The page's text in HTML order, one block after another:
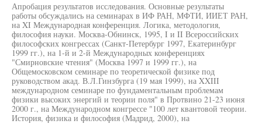
Апробация результатов исследования. Основные результаты
работы обсуждались на семинарах в ИФ РАН, МФТИ, ИИЕТ РАН,
на XI Международная конференция. Логика, методология,
философия науки. Москва-Обнинск, 1995, I и II Всероссийских
философских конгрессах (Санкт-Петербург 1997, Екатеринбург
1999 гг.), на 1-й и 2-й Международных конференциях
"Смирновские чтения" (Москва 1997 и 1999 гг.), на
Общемосковском семинаре по теоретической физике под
руководством акад. В.Л.Гинзбурга (19 мая 1999), на XXIII
международном семинаре по фундаментальным проблемам
физики высоких энергий и теории поля" в Протвино 21-23 июня
2000 г., на Международном конгрессе "100 лет квантовой теории.
История, физика и философия (Мадрид, 2000), на